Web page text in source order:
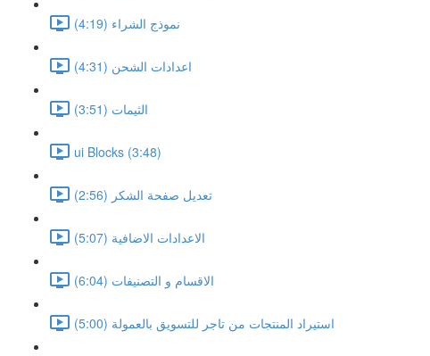
نموذج الشراء (4:19)
اعدادات الشحن (4:31)
الثيمات (3:51)
ui Blocks (3:48)
تعديل صفحة الشكر (2:56)
الاعدادات الاضافية (5:07)
الاقسام و التصنيفات (6:04)
استيراد المنتجات من تاجر للتسويق بالعمولة (5:00)